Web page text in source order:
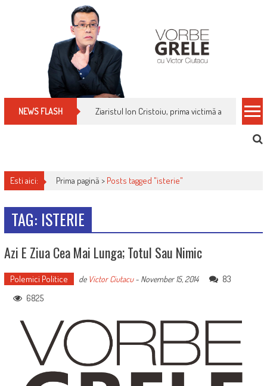
NEWS FLASH Ziaristul Ion Cristoiu, prima victimă a noi
Esti aici: Prima pagină > Posts tagged "isterie"
TAG: ISTERIE
Azi E Ziua Cea Mai Lunga; Totul Sau Nimic
Polemici Politice de Victor Ciutacu- November 15, 2014
83
6825